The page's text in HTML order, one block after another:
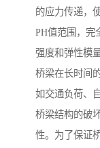
的应力传递，
PH值范围，完
强度和弹性模
桥梁在长时间
如交通负荷、
桥梁结构的破
性。为了保证